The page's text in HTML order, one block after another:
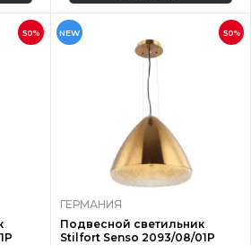
50% NEW 50%
ГЕРМАНИЯ
Подвесной светильник
Stilfort Senso 2093/08/01P